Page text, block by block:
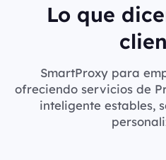
Lo que
SmartProxy para
ofreciendo servicios de
inteligente estables,